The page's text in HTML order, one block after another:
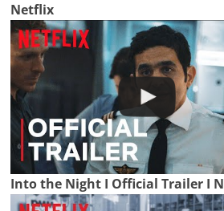
Netflix
Into the Night I Official Trailer I